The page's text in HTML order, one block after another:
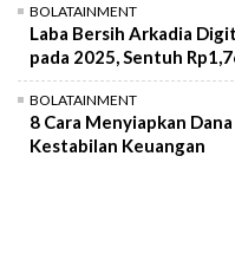
BOLATAINMENT
Laba Bersih Arkadia
pada 2025, Sentuh
BOLATAINMENT
8 Cara Menyiapkan
Kestabilan Keuangan